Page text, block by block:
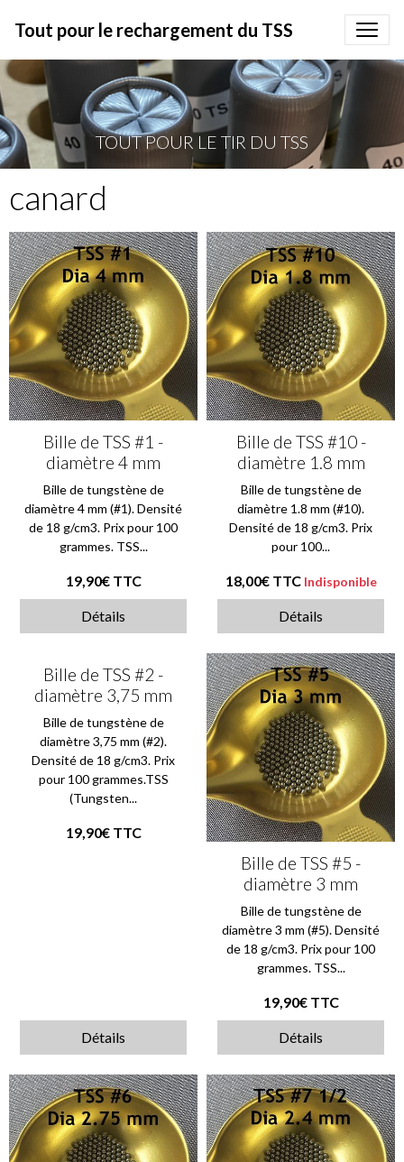
Tout pour le rechargement du TSS
TOUT POUR LE TIR DU TSS
canard
Bille de TSS #1 -
diamètre 4 mm
Bille de tungstène de
diamètre 4 mm (#1). Densité
de 18 g/cm3. Prix pour 100
grammes. TSS...
19,90€ TTC
Détails
Bille de TSS #10 -
diamètre 1.8 mm
Bille de tungstène de
diamètre 1.8 mm (#10).
Densité de 18 g/cm3. Prix
pour 100...
18,00€ TTC Indisponible
Détails
Bille de TSS #2 -
diamètre 3,75 mm
Bille de tungstène de
diamètre 3,75 mm (#2).
Densité de 18 g/cm3. Prix
pour 100 grammes.TSS
(Tungsten...
19,90€ TTC
Détails
Bille de TSS #5 -
diamètre 3 mm
Bille de tungstène de
diamètre 3 mm (#5). Densité
de 18 g/cm3. Prix pour 100
grammes. TSS...
19,90€ TTC
Détails